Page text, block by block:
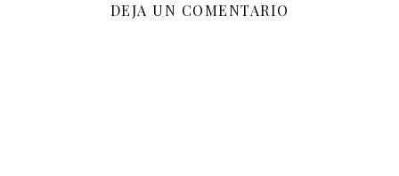
DEJA UN COMENTARIO